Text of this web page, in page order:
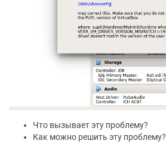
Что вызывает эту проблему?
Как можно решить эту проблему?